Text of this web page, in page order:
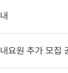
요원 추가 모집